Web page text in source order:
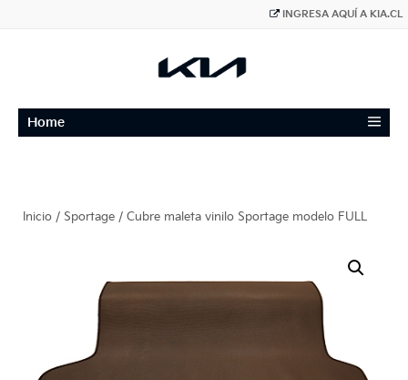
INGRESA AQUÍ A KIA.CL
Home ≡
Inicio / Sportage / Cubre maleta vinilo Sportage modelo FULL